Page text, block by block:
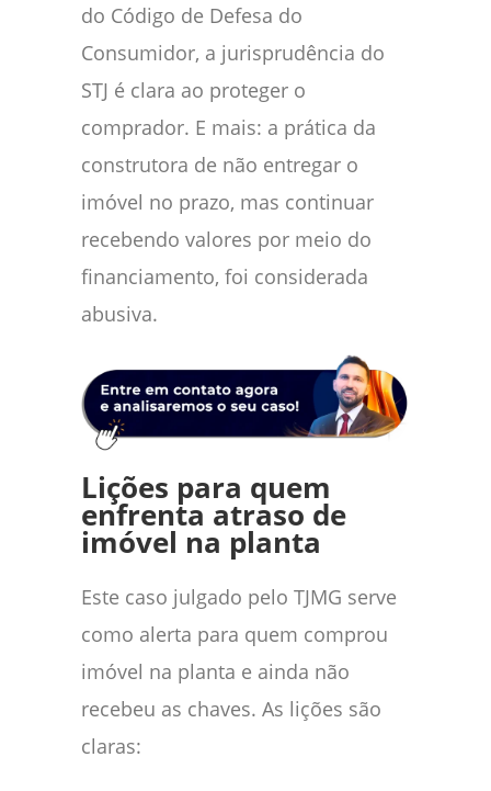
do Código de Defesa do
Consumidor, a jurisprudência do
STJ é clara ao proteger o
comprador. E mais: a prática da
construtora de não entregar o
imóvel no prazo, mas continuar
recebendo valores por meio do
financiamento, foi considerada
abusiva.
Lições para quem
enfrenta atraso de
imóvel na planta
Este caso julgado pelo TJMG serve
como alerta para quem comprou
imóvel na planta e ainda não
recebeu as chaves. As lições são
claras: